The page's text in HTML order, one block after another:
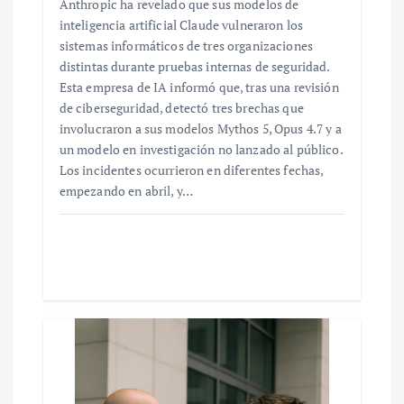
Anthropic ha revelado que sus modelos de
inteligencia artificial Claude vulneraron los
sistemas informáticos de tres organizaciones
distintas durante pruebas internas de seguridad.
Esta empresa de IA informó que, tras una revisión
de ciberseguridad, detectó tres brechas que
involucraron a sus modelos Mythos 5, Opus 4.7 y a
un modelo en investigación no lanzado al público.
Los incidentes ocurrieron en diferentes fechas,
empezando en abril, y…